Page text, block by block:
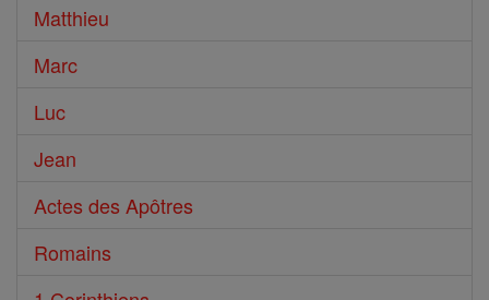
Bible
Matthieu
Marc
Luc
Jean
Actes des Apôtres
Romains